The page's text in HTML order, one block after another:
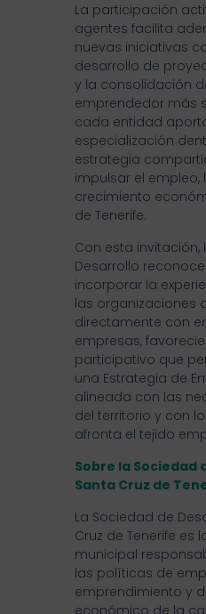
La participación
agentes facilita
nuevas iniciativas
desarrollo de
y la consolidación
emprendedor más
cada entidad
especialización
estrategia
impulsar el empleo,
crecimiento
de Tenerife.
Con esta invitación,
Desarrollo
incorporar la
las organizaciones
directamente con
empresas,
participativo que
una Estrategia de
alineada con las
del territorio y con
afronta el tejido
Sobre la Sociedad
Santa Cruz de
La Sociedad de
Cruz de Tenerife es
municipal
las políticas de
emprendimiento y